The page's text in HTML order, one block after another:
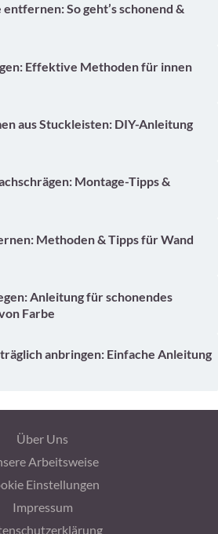
So geht’s schonend &
Effektive Methoden für innen
aus Stuckleisten: DIY-Anleitung
Montage-Tipps &
Methoden & Tipps für Wand
Anleitung für schonendes
Farbe
anbringen: Einfache Anleitung
Über Uns
Arbeitsweise
Einstellungen
Impressum